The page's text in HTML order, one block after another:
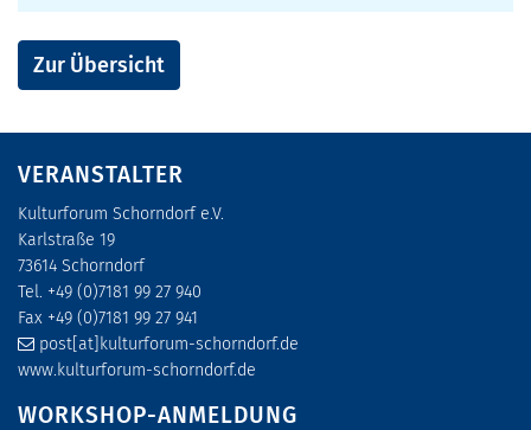
Zur Übersicht
VERANSTALTER
Kulturforum Schorndorf e.V.
Karlstraße 19
73614 Schorndorf
Tel. +49 (0)7181 99 27 940
Fax +49 (0)7181 99 27 941
post[at]kulturforum-schorndorf.de
www.kulturforum-schorndorf.de
WORKSHOP-ANMELDUNG